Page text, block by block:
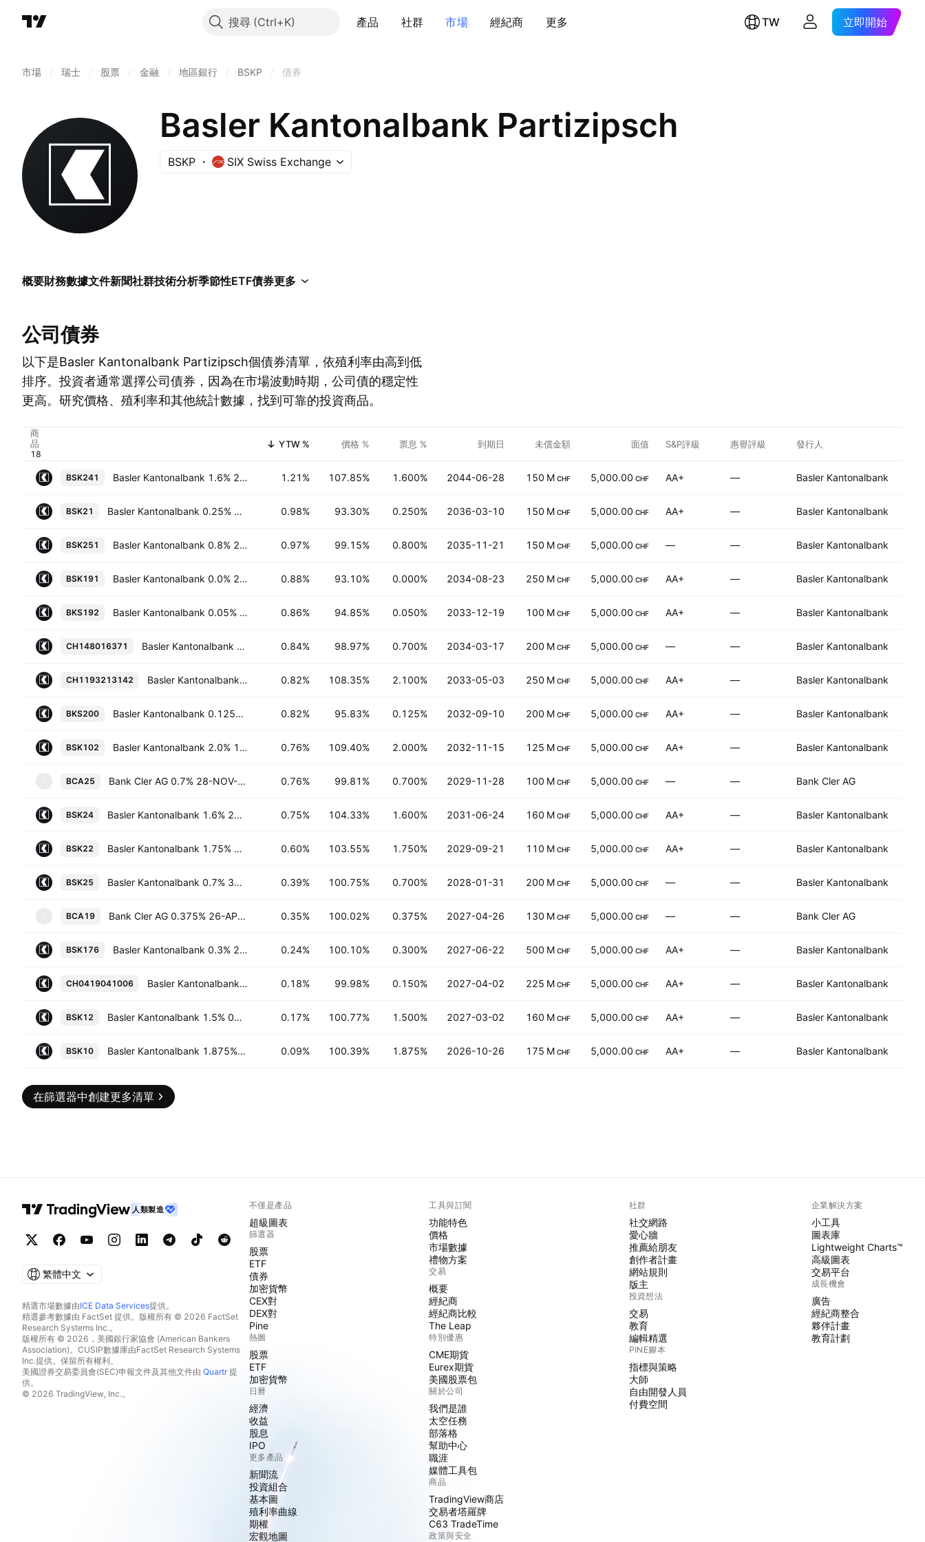
搜尋 產品 社群 市場 經紀商 更多 TW 立即開始
市場 瑞士 股票 金融 地區銀行 BSKP 債券
Basler Kantonalbank Partizipsch
BSKP SIX Swiss Exchange
概要財務數據文件新聞社群技術分析季節性ETF債券更多
公司債券
以下是Basler Kantonalbank Partizipsch個債券清單，依殖利率由高到低
排序。投資者通常選擇公司債券，因為在市場波動時期，公司債的穩定性
更高。研究價格、殖利率和其他統計數據，找到可靠的投資商品。
商
品
YTW % 價格 % 票息 % 到期日 未償金額 面值 S&P評級 惠譽評級 發行人
BSK241 Basler Kantonalbank 1.6% 28-JUN-2044 1.21% 107.85% 1.600% 2044-06-28 150 M CHF 5,000.00 CHF AA+ — Basler Kantonalbank
BSK21 Basler Kantonalbank 0.25% 10-MAR-2036 0.98% 93.30% 0.250% 2036-03-10 150 M CHF 5,000.00 CHF AA+ — Basler Kantonalbank
BSK251 Basler Kantonalbank 0.8% 21-NOV-2035 0.97% 99.15% 0.800% 2035-11-21 150 M CHF 5,000.00 CHF — — Basler Kantonalbank
BSK191 Basler Kantonalbank 0.0% 23-AUG-2034 0.88% 93.10% 0.000% 2034-08-23 250 M CHF 5,000.00 CHF AA+ — Basler Kantonalbank
BKS192 Basler Kantonalbank 0.05% 19-DEC-2033 0.86% 94.85% 0.050% 2033-12-19 100 M CHF 5,000.00 CHF AA+ — Basler Kantonalbank
CH148016371 Basler Kantonalbank 0.7% 17-MAR-2034 0.84% 98.97% 0.700% 2034-03-17 200 M CHF 5,000.00 CHF — — Basler Kantonalbank
CH1193213142 Basler Kantonalbank 2.1% 03-MAY-2033 0.82% 108.35% 2.100% 2033-05-03 250 M CHF 5,000.00 CHF AA+ — Basler Kantonalbank
BKS200 Basler Kantonalbank 0.125% 10-SEP-2032 0.82% 95.83% 0.125% 2032-09-10 200 M CHF 5,000.00 CHF AA+ — Basler Kantonalbank
BSK102 Basler Kantonalbank 2.0% 15-NOV-2032 0.76% 109.40% 2.000% 2032-11-15 125 M CHF 5,000.00 CHF AA+ — Basler Kantonalbank
BCA25 Bank Cler AG 0.7% 28-NOV-2029 0.76% 99.81% 0.700% 2029-11-28 100 M CHF 5,000.00 CHF — — Bank Cler AG
BSK24 Basler Kantonalbank 1.6% 24-JUN-2031 0.75% 104.33% 1.600% 2031-06-24 160 M CHF 5,000.00 CHF AA+ — Basler Kantonalbank
BSK22 Basler Kantonalbank 1.75% 21-SEP-2029 0.60% 103.55% 1.750% 2029-09-21 110 M CHF 5,000.00 CHF AA+ — Basler Kantonalbank
BSK25 Basler Kantonalbank 0.7% 31-JAN-2028 0.39% 100.75% 0.700% 2028-01-31 200 M CHF 5,000.00 CHF — — Basler Kantonalbank
BCA19 Bank Cler AG 0.375% 26-APR-2027 0.35% 100.02% 0.375% 2027-04-26 130 M CHF 5,000.00 CHF — — Bank Cler AG
BSK176 Basler Kantonalbank 0.3% 22-JUN-2027 0.24% 100.10% 0.300% 2027-06-22 500 M CHF 5,000.00 CHF AA+ — Basler Kantonalbank
CH0419041006 Basler Kantonalbank 0.15% 02-APR-2027 0.18% 99.98% 0.150% 2027-04-02 225 M CHF 5,000.00 CHF AA+ — Basler Kantonalbank
BSK12 Basler Kantonalbank 1.5% 02-MAR-2027 0.17% 100.77% 1.500% 2027-03-02 160 M CHF 5,000.00 CHF AA+ — Basler Kantonalbank
BSK10 Basler Kantonalbank 1.875% 26-OCT-2026 0.09% 100.39% 1.875% 2026-10-26 175 M CHF 5,000.00 CHF AA+ — Basler Kantonalbank
在篩選器中創建更多清單
人類製造
繁體中文
精選市場數據由ICE Data Services提供。
精選參考數據由 FactSet 提供。版權所有 © 2026 FactSet
Research Systems Inc.。
版權所有 © 2026，美國銀行家協會 (American Bankers
Association)。CUSIP數據庫由FactSet Research Systems
Inc.提供。保留所有權利。
美國證券交易委員會(SEC)申報文件及其他文件由 Quartr提
供。
© 2026 TradingView, Inc.。
不僅是產品
超級圖表
篩選器
股票
ETF
債券
加密貨幣
CEX對
DEX對
Pine
熱圖
股票
ETF
加密貨幣
日曆
經濟
收益
股息
IPO
更多產品
新聞流
投資組合
基本圖
殖利率曲線
期權
宏觀地圖
工具與訂閱
功能特色
價格
市場數據
禮物方案
交易
概要
經紀商
經紀商比較
The Leap
特別優惠
CME期貨
Eurex期貨
美國股票包
關於公司
我們是誰
太空任務
部落格
幫助中心
職涯
媒體工具包
商品
TradingView商店
交易者塔羅牌
C63 TradeTime
政策與安全
社群
社交網路
愛心牆
推薦給朋友
創作者計畫
網站規則
版主
投資想法
交易
教育
編輯精選
PINE腳本
指標與策略
大師
自由開發人員
付費空間
企業解決方案
小工具
圖表庫
Lightweight Charts™
高級圖表
交易平台
成長機會
廣告
經紀商整合
夥伴計畫
教育計劃